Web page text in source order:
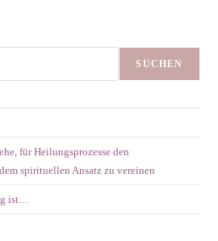
SUCHEN
für Heilungsprozesse den
spirituellen Ansatz zu vereinen
ist…